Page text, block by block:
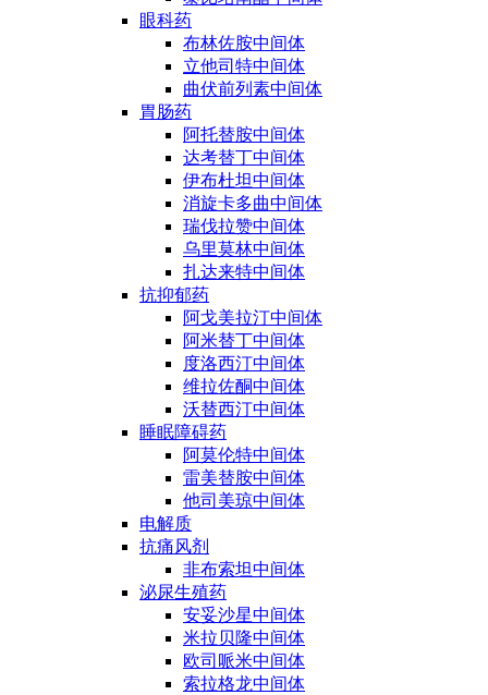
眼科药
布林佐胺中间体
立他司特中间体
曲伏前列素中间体
胃肠药
阿托替胺中间体
达考替丁中间体
伊布杜坦中间体
消旋卡多曲中间体
瑞伐拉赞中间体
乌里莫林中间体
扎达来特中间体
抗抑郁药
阿戈美拉汀中间体
阿米替丁中间体
度洛西汀中间体
维拉佐酮中间体
沃替西汀中间体
睡眠障碍药
阿莫伦特中间体
雷美替胺中间体
他司美琼中间体
电解质
抗痛风剂
非布索坦中间体
泌尿生殖药
安妥沙星中间体
米拉贝隆中间体
欧司哌米中间体
索拉格龙中间体